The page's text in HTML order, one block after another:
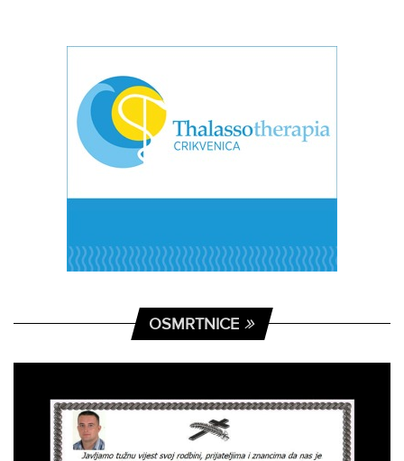
OSMRTNICE